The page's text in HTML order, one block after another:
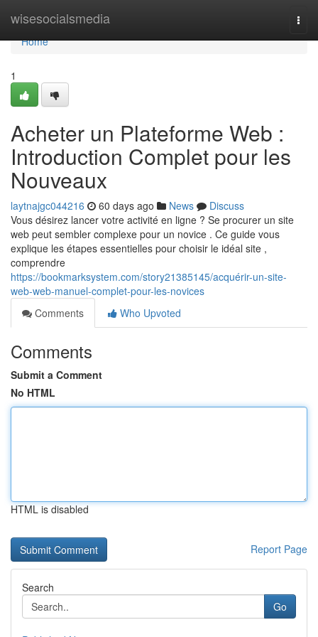
wisesocialsmedia
Home
Home
1
Acheter un Plateforme Web :
Introduction Complet pour les
Nouveaux
laytnajgc044216 60 days ago News
Discuss
Vous désirez lancer votre activité en ligne ? Se procurer un site
web peut sembler complexe pour un novice . Ce guide vous
explique les étapes essentielles pour choisir le idéal site ,
comprendre
https://bookmarksystem.com/story21385145/acquérir-un-site-
web-web-manuel-complet-pour-les-novices
Comments
Who Upvoted
Comments
Submit a Comment
No HTML
HTML is disabled
Report Page
Search
Go